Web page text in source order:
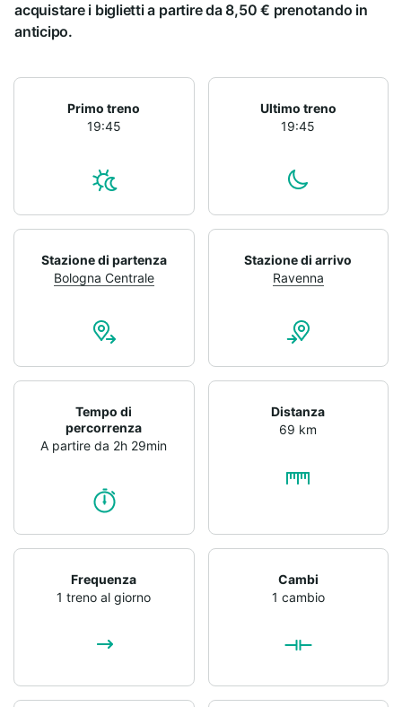
acquistare i biglietti a partire da 8,50 € prenotando in
anticipo.
Primo treno
19:45
Ultimo treno
19:45
Stazione di partenza
Bologna Centrale
Stazione di arrivo
Ravenna
Tempo di
percorrenza
A partire da 2h 29min
Distanza
69 km
Frequenza
1 treno al giorno
Cambi
1 cambio